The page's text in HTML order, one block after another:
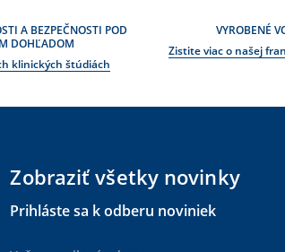
A BEZPEČNOSTI POD
DOHĽADOM
klinických štúdiách
VYROBENÉ
Zistite viac o našej
Zobraziť všetky novinky
Prihláste sa k odberu noviniek